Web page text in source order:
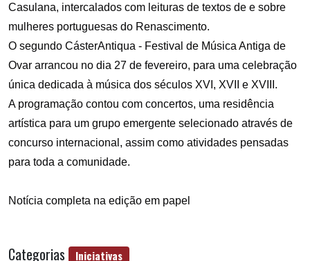
Casulana, intercalados com leituras de textos de e sobre
mulheres portuguesas do Renascimento.
O segundo CásterAntiqua - Festival de Música Antiga de
Ovar arrancou no dia 27 de fevereiro, para uma celebração
única dedicada à música dos séculos XVI, XVII e XVIII.
A programação contou com concertos, uma residência
artística para um grupo emergente selecionado através de
concurso internacional, assim como atividades pensadas
para toda a comunidade.
Notícia completa na edição em papel
Categorias Iniciativas